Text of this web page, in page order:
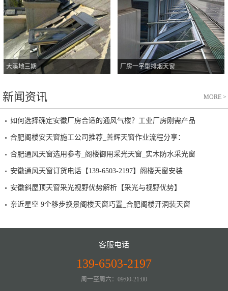
大溪地三期 厂房一字型排烟天窗
新闻资讯 MORE >
如何选择确定安徽厂房合适的通风气楼？工业厂房刚需产品
合肥阁楼安天窗施工公司推荐_善辉天窗作业流程分享：
合肥通风天窗选用参考_阁楼御用采光天窗_实木防水采光窗
安徽通风天窗订货电话【139-6503-2197】阁楼天窗安装
安徽斜屋顶天窗采光视野优势解析【采光与视野优势】
亲近星空 9个移步换景阁楼天窗巧置_合肥阁楼开洞装天窗
客服电话
139-6503-2197
周一至周六：09:00-21:00